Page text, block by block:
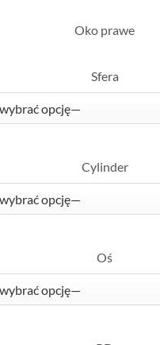
Oko prawe
Sfera
Cylinder
Oś